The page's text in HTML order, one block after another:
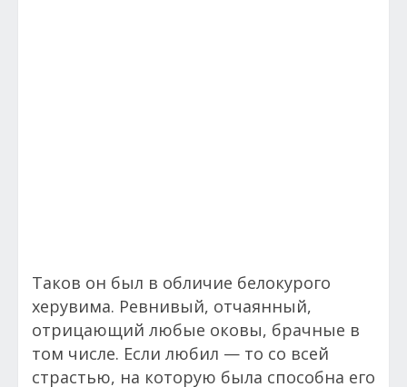
Таков он был в обличие белокурого
херувима. Ревнивый, отчаянный,
отрицающий любые оковы, брачные в
том числе. Если любил — то со всей
страстью, на которую была способна его